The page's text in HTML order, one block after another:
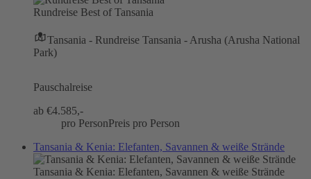
Rundreise Best of Tansania
Tansania - Rundreise Tansania - Arusha (Arusha National
Park)
Pauschalreise
ab €4.585,-
pro PersonPreis pro Person
Tansania & Kenia: Elefanten, Savannen & weiße Strände
Tansania & Kenia: Elefanten, Savannen & weiße Strände